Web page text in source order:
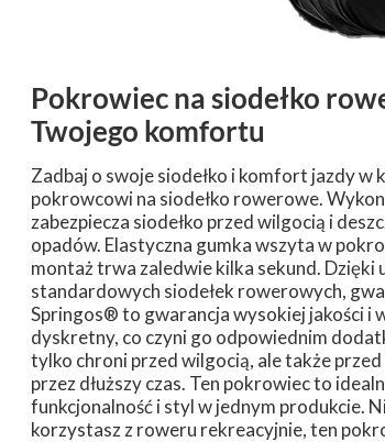
Pokrowiec na siodełko
Twojego komfortu
Zadbaj o swoje siodełko i komfort jazdy
pokrowcowi na siodełko rowerowe.
zabezpiecza siodełko przed wilgocią i
opadów. Elastyczna gumka wszyta w
montaż trwa zaledwie kilka sekund.
standardowych siodełek rowerowych,
Springos® to gwarancja wysokiej jakości i
dyskretny, co czyni go odpowiednim
tylko chroni przed wilgocią, ale także
przez dłuższy czas. Ten pokrowiec to
funkcjonalność i styl w jednym produkcie.
korzystasz z roweru rekreacyjnie, ten